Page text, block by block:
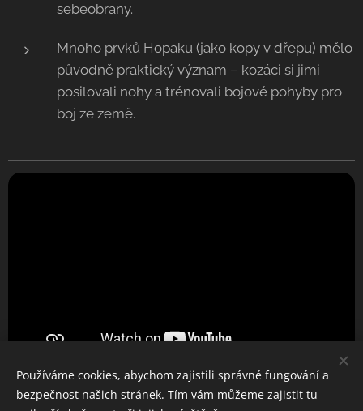
sebeobrany.
Mnoho prvků Hopaku (jako kopy v dřepu) mělo
původně praktický význam – kozáci si jimi
posilovali nohy a trénovali bojové pohyby pro
boj ze země.
Používáme cookies, abychom zajistili správné fungování a
bezpečnost našich stránek. Tím vám můžeme zajistit tu